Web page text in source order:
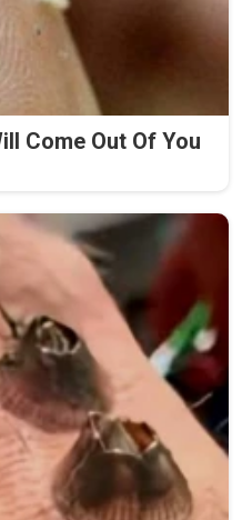
Come Out Of You